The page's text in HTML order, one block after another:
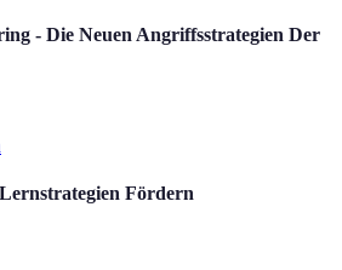
- Die Neuen Angriffsstrategien Der
Fördern